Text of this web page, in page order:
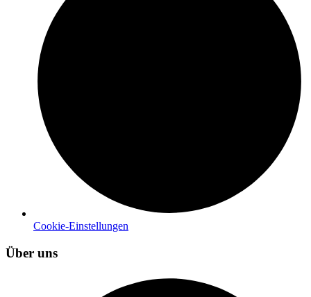
Cookie-Einstellungen
Über uns